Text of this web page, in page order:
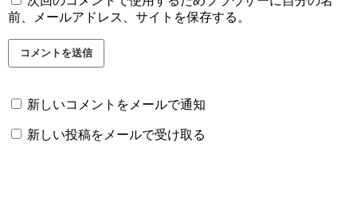
前、メールアドレス、サイトを保存する。
新しいコメントをメールで通知
新しい投稿をメールで受け取る